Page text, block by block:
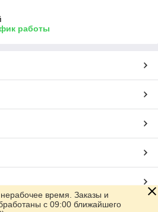
работы
время. Заказы и
с 09:00 ближайшего